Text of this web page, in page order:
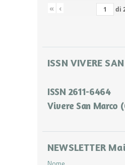
« ‹ di
ISSN VIVERE
ISSN 2611-6464
Vivere San Marco
NEWSLETTER